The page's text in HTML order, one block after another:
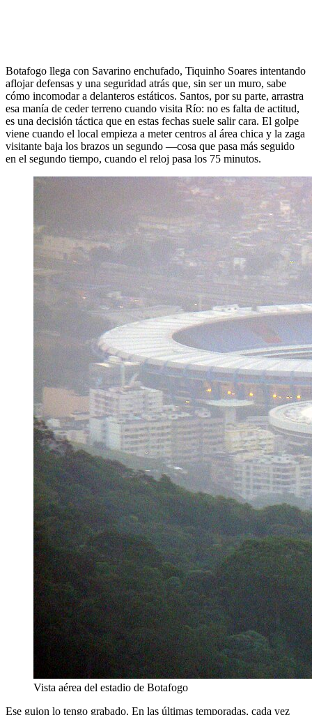
Botafogo llega con Savarino enchufado, Tiquinho Soares intentando
aflojar defensas y una seguridad atrás que, sin ser un muro, sabe
cómo incomodar a delanteros estáticos. Santos, por su parte, arrastra
esa manía de ceder terreno cuando visita Río: no es falta de actitud,
es una decisión táctica que en estas fechas suele salir cara. El golpe
viene cuando el local empieza a meter centros al área chica y la zaga
visitante baja los brazos un segundo —cosa que pasa más seguido
en el segundo tiempo, cuando el reloj pasa los 75 minutos.
Vista aérea del estadio de Botafogo
Ese guion lo tengo grabado. En las últimas temporadas, cada vez